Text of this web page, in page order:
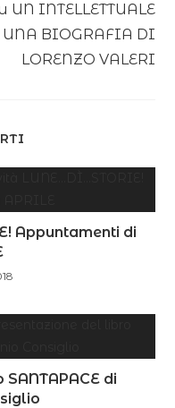
INTELLETTUALE
UNA BIOGRAFIA DI
LORENZO VALERI
Appuntamenti di
di